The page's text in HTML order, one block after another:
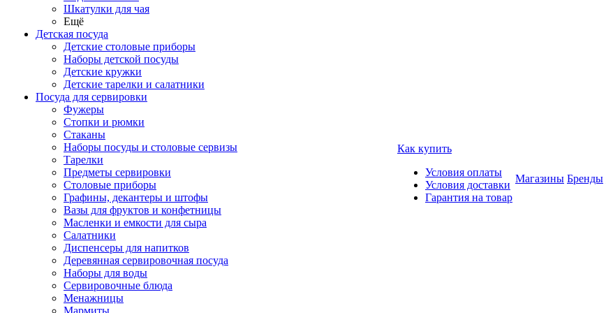
Шкатулки для чая
Ещё
Детская посуда
Детские столовые приборы
Наборы детской посуды
Детские кружки
Детские тарелки и салатники
Посуда для сервировки
Фужеры
Стопки и рюмки
Стаканы
Наборы посуды и столовые сервизы
Тарелки
Предметы сервировки
Столовые приборы
Графины, декантеры и штофы
Вазы для фруктов и конфетницы
Масленки и емкости для сыра
Салатники
Диспенсеры для напитков
Деревянная сервировочная посуда
Наборы для воды
Сервировочные блюда
Менажницы
Мармиты
Как купить
Условия оплаты
Условия доставки
Гарантия на товар
Магазины Бренды